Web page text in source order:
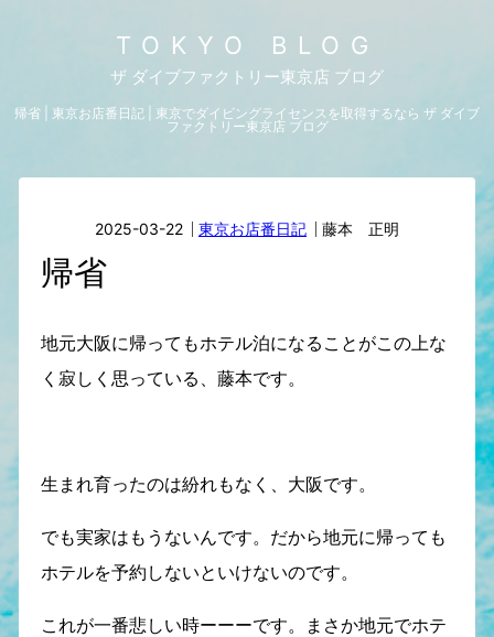
TOKYO BLOG
ザ ダイブファクトリー東京店 ブログ
帰省 | 東京お店番日記 | 東京でダイビングライセンスを取得するなら ザ ダイブ
ファクトリー東京店 ブログ
2025-03-22 東京お店番日記 藤本 正明
帰省
地元大阪に帰ってもホテル泊になることがこの上な
く寂しく思っている、藤本です。
生まれ育ったのは紛れもなく、大阪です。
でも実家はもうないんです。だから地元に帰っても
ホテルを予約しないといけないのです。
これが一番悲しい時ーーーです。まさか地元でホテ